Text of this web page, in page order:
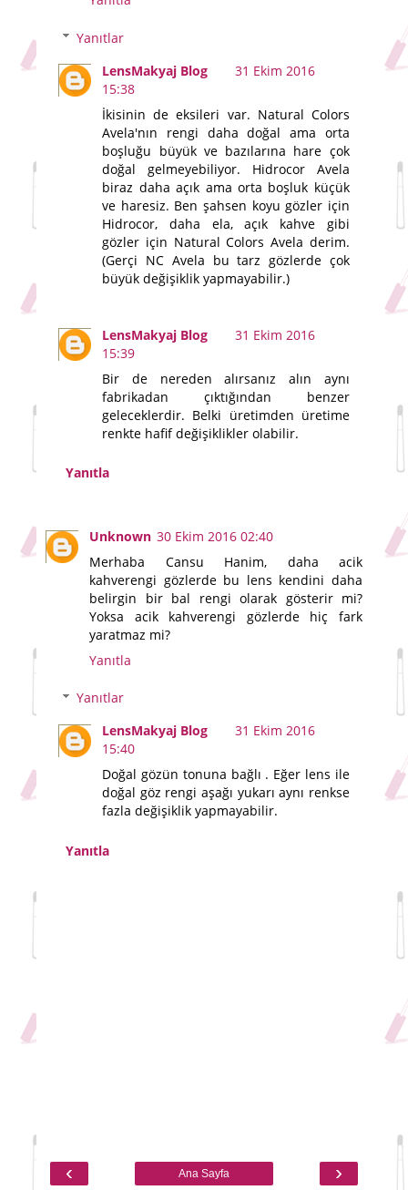
Yanıtlar
LensMakyaj Blog
31 Ekim 2016
15:38
İkisinin de eksileri var. Natural Colors
Avela'nın rengi daha doğal ama orta
boşluğu büyük ve bazılarına hare çok
doğal gelmeyebiliyor. Hidrocor Avela
biraz daha açık ama orta boşluk küçük
ve haresiz. Ben şahsen koyu gözler için
Hidrocor, daha ela, açık kahve gibi
gözler için Natural Colors Avela derim.
(Gerçi NC Avela bu tarz gözlerde çok
büyük değişiklik yapmayabilir.)
LensMakyaj Blog
31 Ekim 2016
15:39
Bir de nereden alırsanız alın aynı
fabrikadan çıktığından benzer
geleceklerdir. Belki üretimden üretime
renkte hafif değişiklikler olabilir.
Yanıtla
Unknown 30 Ekim 2016 02:40
Merhaba Cansu Hanim, daha acik
kahverengi gözlerde bu lens kendini daha
belirgin bir bal rengi olarak gösterir mi?
Yoksa acik kahverengi gözlerde hiç fark
yaratmaz mi?
Yanıtla
Yanıtlar
LensMakyaj Blog
31 Ekim 2016
15:40
Doğal gözün tonuna bağlı . Eğer lens ile
doğal göz rengi aşağı yukarı aynı renkse
fazla değişiklik yapmayabilir.
Yanıtla
‹ ›
Ana Sayfa